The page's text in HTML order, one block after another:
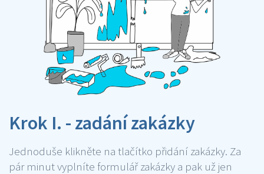
Krok I. - zadání zakázky
Jednoduše klikněte na tlačítko přidání zakázky. Za
pár minut vyplníte formulář zakázky a pak už jen